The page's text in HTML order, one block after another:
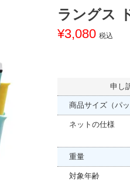
ラングス
¥3,080 税込
申し
商品サイズ（パッ
ネットの仕様
重量
対象年齢